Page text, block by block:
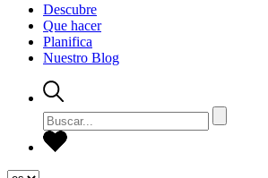
Descubre
Que hacer
Planifica
Nuestro Blog